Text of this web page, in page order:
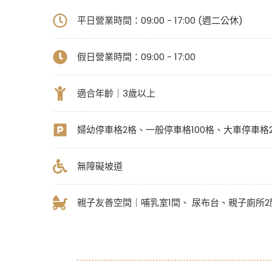
平日營業時間：09:00 - 17:00 (週二公休)
假日營業時間： 09:00 - 17:00
適合年齡｜3歲以上
婦幼停車格2格、一般停車格100格、大車停車格
無障礙坡道
親子友善空間｜哺乳室1間、 尿布台、親子廁所2